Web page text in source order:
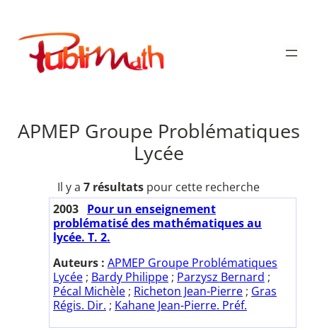
contenu
Publimath
APMEP Groupe Problématiques
Lycée
Il y a 7 résultats pour cette recherche
2003 Pour un enseignement
problématisé des mathématiques au
lycée. T. 2.
Auteurs : APMEP Groupe Problématiques
Lycée ; Bardy Philippe ; Parzysz Bernard ;
Pécal Michèle ; Richeton Jean-Pierre ; Gras
Régis. Dir. ; Kahane Jean-Pierre. Préf.